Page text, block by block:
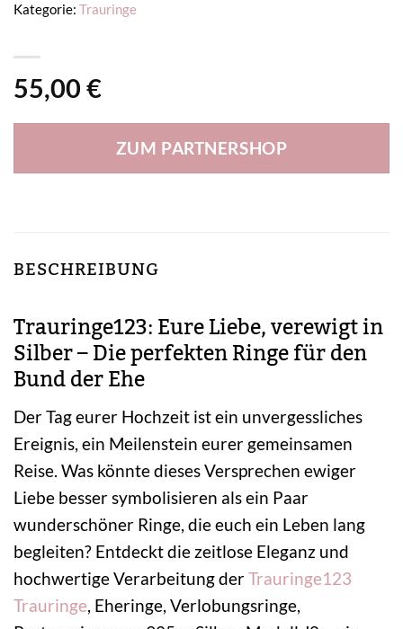
55,00 €
ZUM PARTNERSHOP
Kategorie: Trauringe
BESCHREIBUNG
Trauringe123: Eure Liebe, verewigt in
Silber – Die perfekten Ringe für den
Bund der Ehe
Der Tag eurer Hochzeit ist ein unvergessliches
Ereignis, ein Meilenstein eurer gemeinsamen
Reise. Was könnte dieses Versprechen ewiger
Liebe besser symbolisieren als ein Paar
wunderschöner Ringe, die euch ein Leben lang
begleiten? Entdeckt die zeitlose Eleganz und
hochwertige Verarbeitung derTrauringe123
Trauringe, Eheringe, Verlobungsringe,